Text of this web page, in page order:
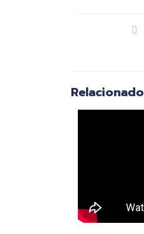
Relacionado